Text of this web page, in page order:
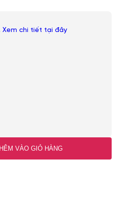
Xem chi tiết tại đây
VÀO GIỎ HÀNG